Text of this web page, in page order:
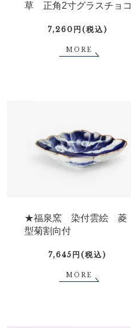
草 正角2寸グラスチョコ
7,260円(税込)
MORE
★福泉窯 染付雲絵 菱
型菊割向付
7,645円(税込)
MORE